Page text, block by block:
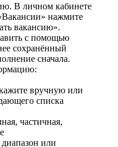
В личном кабинете
нажмите
вакансию».
с помощью
сохранённый
сначала.
вручную или
списка
частичная,
или